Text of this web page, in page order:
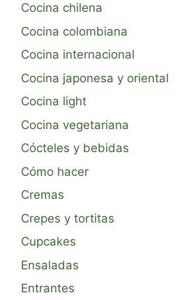
Cocina chilena
Cocina colombiana
Cocina internacional
Cocina japonesa y oriental
Cocina light
Cocina vegetariana
Cócteles y bebidas
Cómo hacer
Cremas
Crepes y tortitas
Cupcakes
Ensaladas
Entrantes